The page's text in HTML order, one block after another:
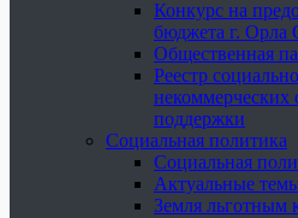
Конкурс на
бюджета г.
Общественная
Реестр
некоммерческих
поддержки
Социальная политика
Социальная
Актуальные
Земля льготным